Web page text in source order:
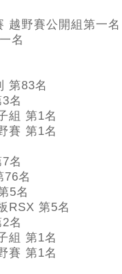
越野賽公開組第一名
名
第83名
名
組 第1名
賽 第1名
名
76名
5名
RSX 第5名
名
組 第1名
賽 第1名